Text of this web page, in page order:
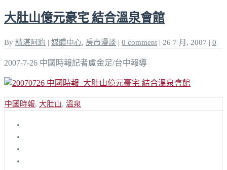
大肚山億元豪宅 結合溫泉會館
By 精湛阿豹 | 媒體中心, 房市漫談 | 0 comment | 26 7 月, 2007 | 0
2007-7-26 中國時報記者盧金足/台中報導
中國時報, 大肚山, 溫泉